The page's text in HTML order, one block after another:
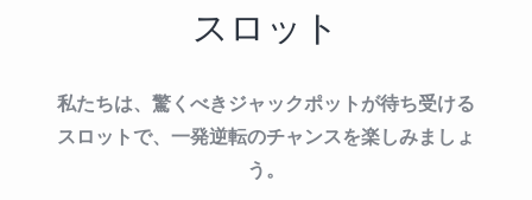
スロット
私たちは、驚くべきジャックポットが待ち受ける
スロットで、一発逆転のチャンスを楽しみましょ
う。